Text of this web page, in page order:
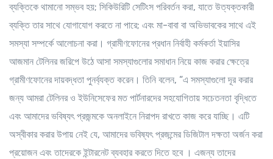
ব্যক্তিকে থামানো সম্ভব হয়; সিকিউরিটি সেটিংস পরিবর্তন করা, যাতে উত্যক্তকারী
ব্যক্তি তার সাথে যোগাযোগ করতে না পারে; এবং মা-বাবা বা অভিভাবকের সাথে এই
সমস্যা সম্পর্কে আলোচনা করা। গ্রামীণফোনের প্রধান নির্বাহী কর্মকর্তা ইয়াসির
আজমান টেলিনর জরিপে উঠে আসা সমস্যাগুলোর সমাধান নিয়ে কাজ করার ক্ষেত্রে
গ্রামীণফোনের দায়বদ্ধতা পুনর্ব্যক্ত করেন। তিনি বলেন, “এ সমস্যাগুলো দূর করার
জন্য আমরা টেলিনর ও ইউনিসেফের মত পার্টনারদের সহযোগিতায় সচেতনতা বৃদ্ধিতে
এবং আমাদের ভবিষ্যৎ প্রজন্মকে অনলাইনে নিরাপদ রাখতে কাজ করে যাচ্ছি। এটি
অস্বীকার করার উপায় নেই যে, আমাদের ভবিষ্যৎ প্রজন্মের ডিজিটাল দক্ষতা অর্জন করা
প্রয়োজন এবং তাদেরকে ইন্টারনেট ব্যবহার করতে দিতে হবে । এজন্য তাদের